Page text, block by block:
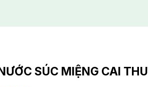
SÚC MIỆNG CAI